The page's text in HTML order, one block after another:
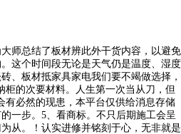
总结了板材辨此外干货内容，以避免
这个时间段无论是天气仍是温度、湿度
、板材抵家具家电我们要不竭做选择，
柜的次要材料。人生第一次当从刀，但
有必然的现患，本平台仅供给消息存储
一步。5、看商标。不只后期施工会呈
从。！认实进修并铭刻于心，无非就是